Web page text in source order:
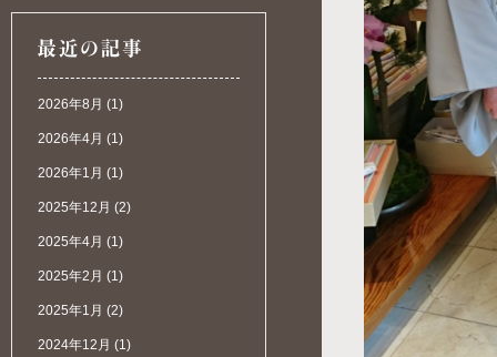
2026年8月 (1)
2026年4月 (1)
2026年1月 (1)
2025年12月 (2)
2025年4月 (1)
2025年2月 (1)
2025年1月 (2)
2024年12月 (1)